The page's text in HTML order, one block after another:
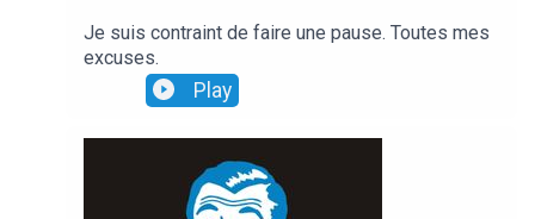
Je suis contraint de faire une pause. Toutes mes
excuses.
Play